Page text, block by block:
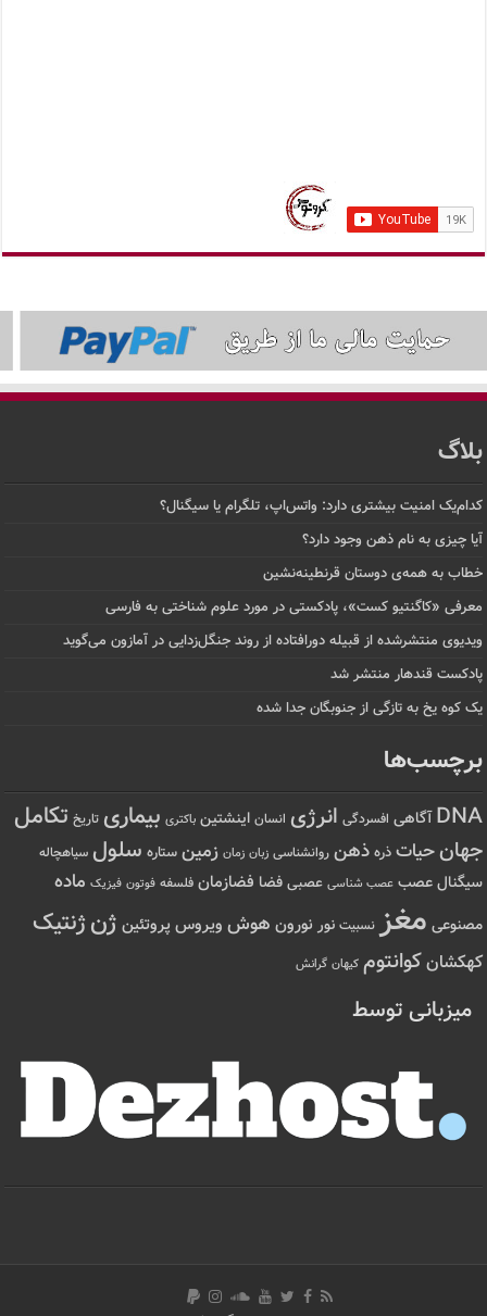
بلاگ
کدام‌یک امنیت بیشتری دارد: واتس‌اپ، تلگرام یا سیگنال؟
آیا چیزی به نام ذهن وجود دارد؟
خطاب به همه‌ی دوستان قرنطینه‌نشین
معرفی «کاگنتیو کست»، پادکستی در مورد علوم شناختی به فارسی
ویدیوی منتشرشده از قبیله دورافتاده‌ از روند جنگل‌زدایی در آمازون می‌گوید
پادکست قندهار منتشر شد
یک کوه یخ به تازگی از جنوبگان جدا شده
برچسب‌ها
DNA آگاهی افسردگی انرژی انسان اینشتین باکتری بیماری تاریخ تکامل
جهانحیات ذره ذهن روانشناسی زبان زمان زمین ستاره سلول سیاهچاله
سیگنال عصب عصب شناسی عصبی فضا فضازمان فلسفه فوتون فیزیک ماده
مصنوعی مغز نسبیت نور نورون هوش ویروس پروتئین ژنژنتیک
کهکشانکوانتوم کیهان گرانش
میزبانی توسط